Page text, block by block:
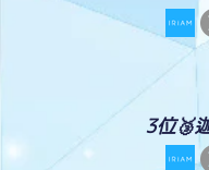
3位🥉